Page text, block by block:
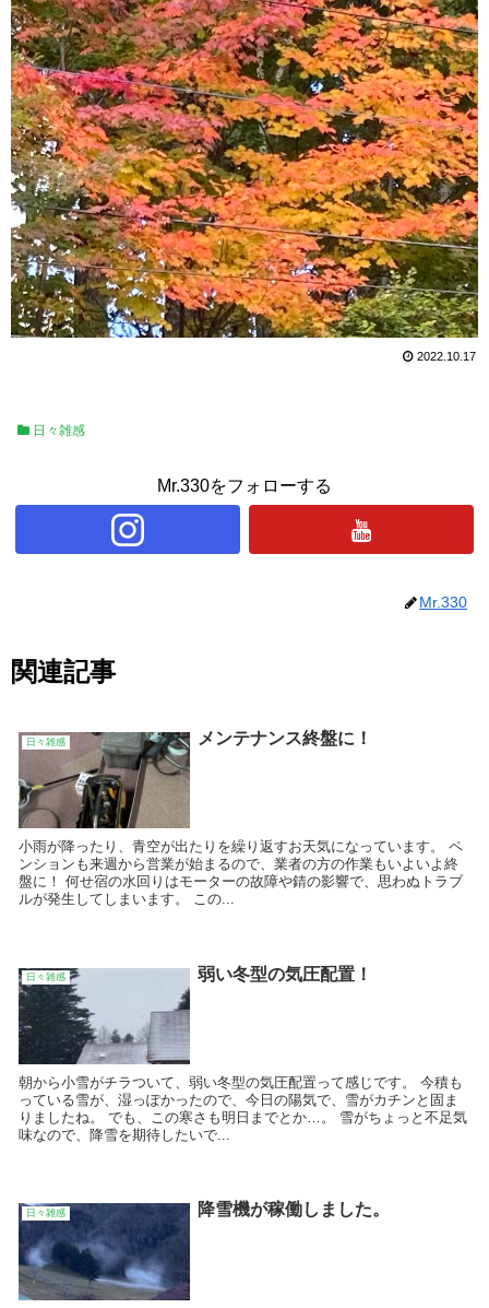
2022.10.17
日々雑感
Mr.330をフォローする
Mr.330
関連記事
日々雑感 メンテナンス終盤に！
小雨が降ったり、青空が出たりを繰り返すお天気になっています。 ペ
ンションも来週から営業が始まるので、業者の方の作業もいよいよ終
盤に！ 何せ宿の水回りはモーターの故障や錆の影響で、思わぬトラブ
ルが発生してしまいます。 この...
日々雑感 弱い冬型の気圧配置！
朝から小雪がチラついて、弱い冬型の気圧配置って感じです。 今積も
っている雪が、湿っぽかったので、今日の陽気で、雪がカチンと固ま
りましたね。 でも、この寒さも明日までとか…。 雪がちょっと不足気
味なので、降雪を期待したいで...
日々雑感 降雪機が稼働しました。